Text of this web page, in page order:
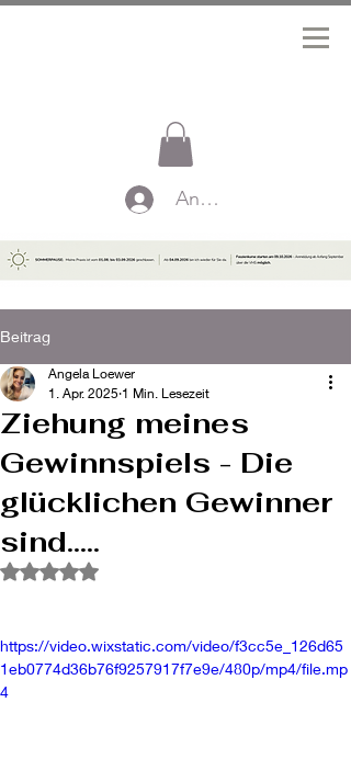
Anmelden
Beitrag
Ziehung meines
Gewinnspiels - Die
glücklichen Gewinner
sind.....
Angela Loewer
1. Apr. 2025 1 Min. Lesezeit
Mit NaN von 5 Sternen bewertet.
https://video.wixstatic.com/video/f3cc5e_126d65
1eb0774d36b76f9257917f7e9e/480p/mp4/file.mp
4